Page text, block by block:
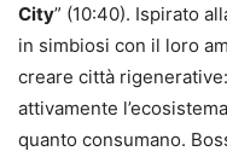
City” (10:40). Ispirato
in simbiosi con il loro
creare città
attivamente
quanto consumano.